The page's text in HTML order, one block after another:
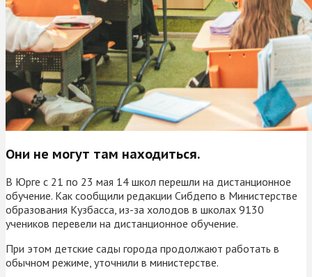
Они не могут там находиться.
В Юрге с 21 по 23 мая 14 школ перешли на дистанционное
обучение. Как сообщили редакции Сибдепо в Министерстве
образования Кузбасса, из-за холодов в школах 9130
учеников перевели на дистанционное обучение.
При этом детские сады города продолжают работать в
обычном режиме, уточнили в министерстве.